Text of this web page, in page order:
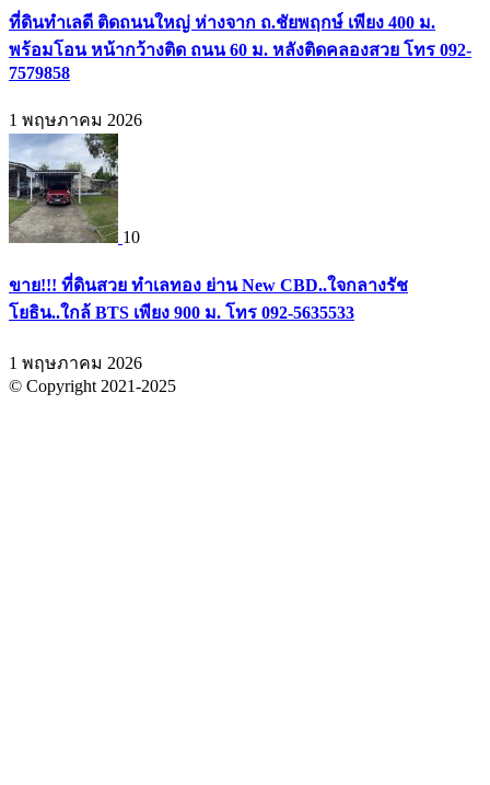
ที่ดินทำเลดี ติดถนนใหญ่ ห่างจาก ถ.ชัยพฤกษ์ เพียง 400 ม.
พร้อมโอน หน้ากว้างติด ถนน 60 ม. หลังติดคลองสวย โทร 092-
7579858
1 พฤษภาคม 2026
10
ขาย!!! ที่ดินสวย ทำเลทอง ย่าน New CBD..ใจกลางรัช
โยธิน..ใกล้ BTS เพียง 900 ม. โทร 092-5635533
1 พฤษภาคม 2026
© Copyright 2021-2025